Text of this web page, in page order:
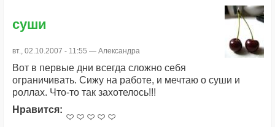
суши
вт., 02.10.2007 - 11:55 — Александра
Вот в первые дни всегда сложно себя
ограничивать. Сижу на работе, и мечтаю о суши и
роллах. Что-то так захотелось!!!
Нравится: